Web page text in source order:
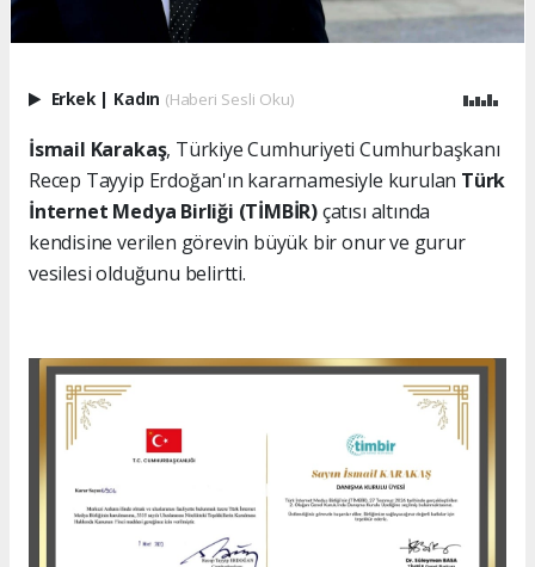
Erkek | Kadın (Haberi Sesli Oku)
İsmail Karakaş, Türkiye Cumhuriyeti Cumhurbaşkanı
Recep Tayyip Erdoğan'ın kararnamesiyle kurulan Türk
İnternet Medya Birliği (TİMBİR)çatısı altında
kendisine verilen görevin büyük bir onur ve gurur
vesilesi olduğunu belirtti.